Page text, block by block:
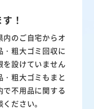
！
内のご自宅からオ
・粗大ゴミ回収に
を設けていません
粗大ゴミもまと
不用品に関する
ださい。